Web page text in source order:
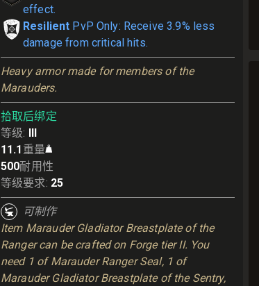
effect.
Resilient PvP Only: Receive 3.9% less
damage from critical hits.
Heavy armor made for members of the
Marauders.
拾取后绑定
等级: III
11.1 重量
500耐用性
等级要求: 25
可制作
Item Marauder Gladiator Breastplate of the
Ranger can be crafted on Forge tier II. You
need 1 of Marauder Ranger Seal, 1 of
Marauder Gladiator Breastplate of the Sentry,